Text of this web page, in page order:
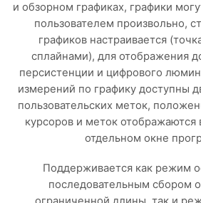
и обзорном графиках, графики
пользователем произвольно,
графиков настраивается
сплайнами), для отображения
персистенции и цифрового
измерений по графику доступны
пользовательских меток,
курсоров и меток отображаются
отдельном окне
Поддерживается как режим
последовательным сбором